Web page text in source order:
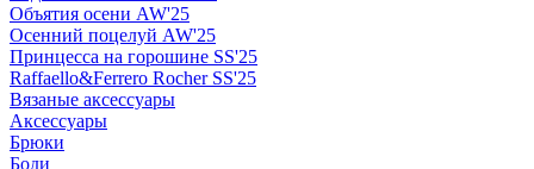
Объятия осени AW'25
Осенний поцелуй AW'25
Принцесса на горошине SS'25
Raffaello&Ferrero Rocher SS'25
Вязаные аксессуары
Аксессуары
Брюки
Боди